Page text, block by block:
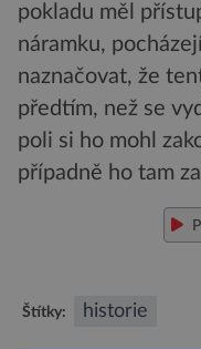
pokladu měl
náramku,
naznačovat, že
předtím, než se
poli si ho mohl
případně ho tam
Štítky: historie